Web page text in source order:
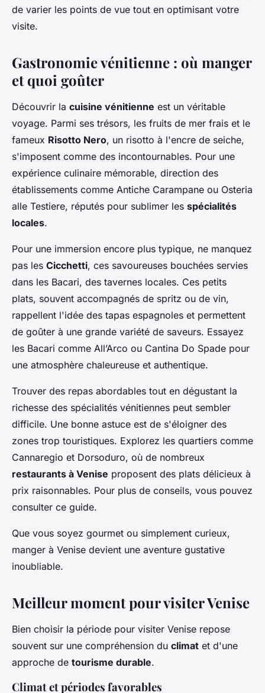
de varier les points de vue tout en optimisant votre
visite.
Gastronomie vénitienne : où manger
et quoi goûter
Découvrir la cuisine vénitienne est un véritable
voyage. Parmi ses trésors, les fruits de mer frais et le
fameux Risotto Nero, un risotto à l'encre de seiche,
s'imposent comme des incontournables. Pour une
expérience culinaire mémorable, direction des
établissements comme Antiche Carampane ou Osteria
alle Testiere, réputés pour sublimer les spécialités
locales.
Pour une immersion encore plus typique, ne manquez
pas les Cicchetti, ces savoureuses bouchées servies
dans les Bacari, des tavernes locales. Ces petits
plats, souvent accompagnés de spritz ou de vin,
rappellent l'idée des tapas espagnoles et permettent
de goûter à une grande variété de saveurs. Essayez
les Bacari comme All’Arco ou Cantina Do Spade pour
une atmosphère chaleureuse et authentique.
Trouver des repas abordables tout en dégustant la
richesse des spécialités vénitiennes peut sembler
difficile. Une bonne astuce est de s'éloigner des
zones trop touristiques. Explorez les quartiers comme
Cannaregio et Dorsoduro, où de nombreux
restaurants à Venise proposent des plats délicieux à
prix raisonnables. Pour plus de conseils, vous pouvez
consulter ce guide.
Que vous soyez gourmet ou simplement curieux,
manger à Venise devient une aventure gustative
inoubliable.
Meilleur moment pour visiter Venise
Bien choisir la période pour visiter Venise repose
souvent sur une compréhension du climat et d'une
approche de tourisme durable.
Climat et périodes favorables